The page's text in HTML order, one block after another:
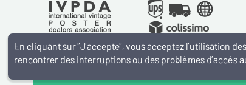
En cliquant sur ”J’accepte”, vous acceptez l’utilisation
rencontrer des interruptions ou des problèmes d’accès